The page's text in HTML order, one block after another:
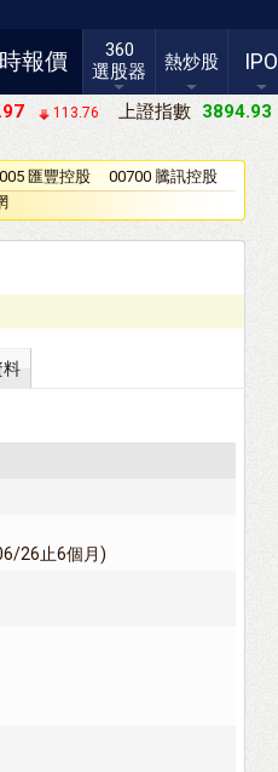
報價
360
選股器
熱炒股 IPO
113.76 上證指數 3894.93
匯豐控股
00700 騰訊控股
料
26止6個月)